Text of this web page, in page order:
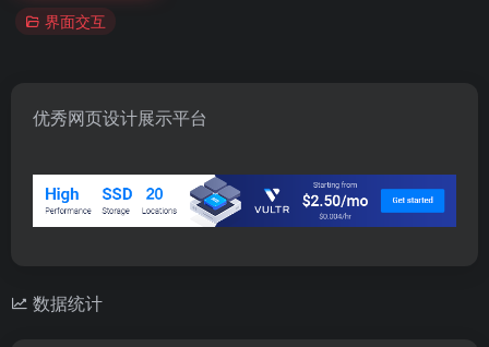
界面交互
优秀网页设计展示平台
数据统计